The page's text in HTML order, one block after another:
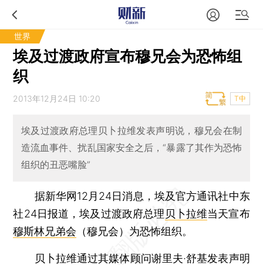
世界
埃及过渡政府宣布穆兄会为恐怖组
织
2013年12月24日 10:20 T中
埃及过渡政府总理贝卜拉维发表声明说，穆兄会在制
造流血事件、扰乱国家安全之后，“暴露了其作为恐怖
组织的丑恶嘴脸”
据新华网12月24日消息，埃及官方通讯社中东
社24日报道，埃及过渡政府总理 贝卜拉维当天宣布
穆斯林兄弟会 （穆兄会）为恐怖组织。
贝卜拉维通过其媒体顾问谢里夫·舒基发表声明